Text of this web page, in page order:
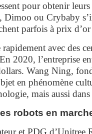
pour obtenir
Dimoo ou Crybaby
parfois à prix
avec des
2020, l’entreprise
Wang Ning,
en phénomène
mais aussi
robots en
et PDG d’Unitree